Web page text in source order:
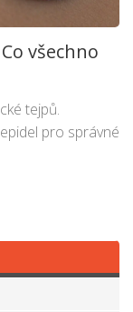
všechno
tejpů.
pro správné